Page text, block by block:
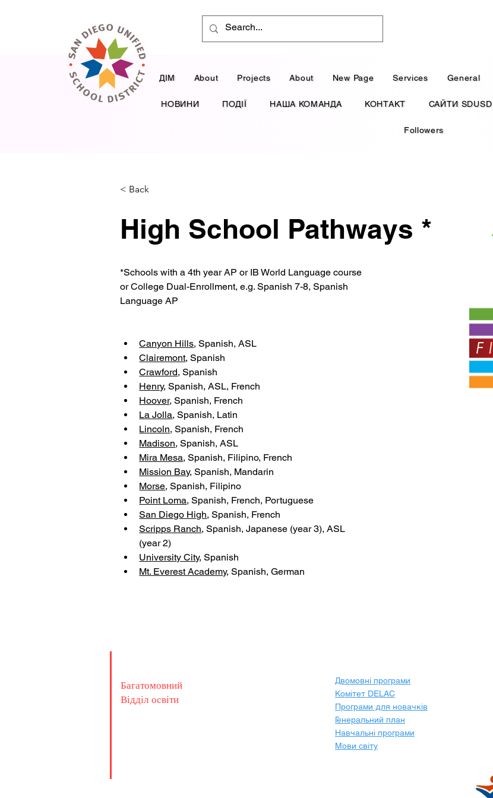
ДІМ About Projects About New Page Services General
НОВИНИ ПОДІЇ НАША КОМАНДА КОНТАКТ САЙТИ SDUSD
Followers
< Back
High School Pathways *
*Schools with a 4th year AP or IB World Language course
or College Dual-Enrollment, e.g. Spanish 7-8, Spanish
Language AP
Canyon Hills, Spanish, ASL
Clairemont, Spanish
Crawford, Spanish
Henry, Spanish, ASL, French
Hoover, Spanish, French
La Jolla, Spanish, Latin
Lincoln, Spanish, French
Madison, Spanish, ASL
Mira Mesa, Spanish, Filipino, French
Mission Bay, Spanish, Mandarin
Morse, Spanish, Filipino
Point Loma, Spanish, French, Portuguese
San Diego High, Spanish, French
Scripps Ranch, Spanish, Japanese (year 3), ASL
(year 2)
University City, Spanish
Mt. Everest Academy, Spanish, German
Багатомовний
Відділ освіти
Двомовні програми
Комітет DELAC
Програми для новачків
Генеральний план
Навчальні програми
Мови світу